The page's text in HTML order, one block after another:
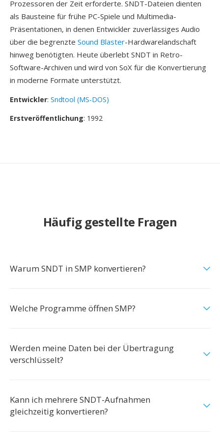
Prozessoren der Zeit erforderte. SNDT-Dateien dienten
als Bausteine für frühe PC-Spiele und Multimedia-
Präsentationen, in denen Entwickler zuverlässiges Audio
über die begrenzte Sound Blaster-Hardwarelandschaft
hinweg benötigten. Heute überlebt SNDT in Retro-
Software-Archiven und wird von SoX für die Konvertierung
in moderne Formate unterstützt.
Entwickler: Sndtool (MS-DOS)
Erstveröffentlichung: 1992
Häufig gestellte Fragen
Warum SNDT in SMP konvertieren?
Welche Programme öffnen SMP?
Werden meine Daten bei der Übertragung
verschlüsselt?
Kann ich mehrere SNDT-Aufnahmen
gleichzeitig konvertieren?